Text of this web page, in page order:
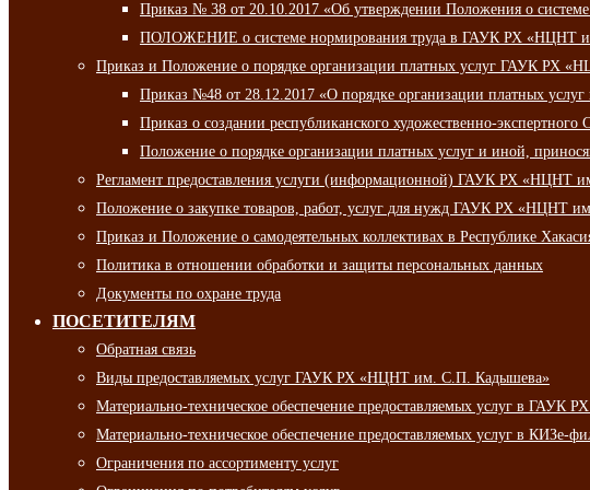
Приказ № 38 от 20.10.2017 «Об утверждении Положения о
ПОЛОЖЕНИЕ о системе нормирования труда в ГАУК РХ «НЦНТ
Приказ и Положение о порядке организации платных услуг ГАУК РХ
Приказ №48 от 28.12.2017 «О порядке организации платных
Приказ о создании республиканского художественно-
Положение о порядке организации платных услуг и иной,
Регламент предоставления услуги (информационной) ГАУК РХ «НЦНТ
Положение о закупке товаров, работ, услуг для нужд ГАУК РХ «НЦНТ
Приказ и Положение о самодеятельных коллективах в Республике
Политика в отношении обработки и защиты персональных данных
Документы по охране труда
ПОСЕТИТЕЛЯМ
Обратная связь
Виды предоставляемых услуг ГАУК РХ «НЦНТ им. С.П. Кадышева»
Материально-техническое обеспечение предоставляемых услуг в
Материально-техническое обеспечение предоставляемых услуг в
Ограничения по ассортименту услуг